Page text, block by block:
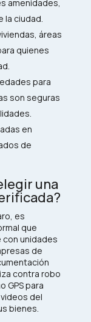
amenidades,
la ciudad.​
áreas
quienes
para
son seguras
en
de
una
es
que
unidades
de
contra robo
GPS para
del
bienes.